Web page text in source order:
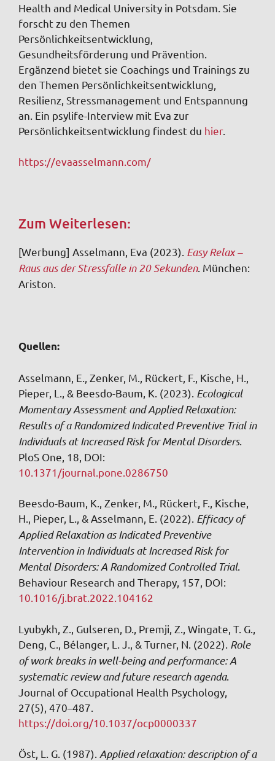
Health and Medical University in Potsdam. Sie
forscht zu den Themen
Persönlichkeitsentwicklung,
Gesundheitsförderung und Prävention.
Ergänzend bietet sie Coachings und Trainings zu
den Themen Persönlichkeitsentwicklung,
Resilienz, Stressmanagement und Entspannung
an. Ein psylife-Interview mit Eva zur
Persönlichkeitsentwicklung findest du hier.
https://evaasselmann.com/
Zum Weiterlesen:
[Werbung] Asselmann, Eva (2023). Easy Relax –
Raus aus der Stressfalle in 20 Sekunden. München:
Ariston.
Quellen:
Asselmann, E., Zenker, M., Rückert, F., Kische, H.,
Pieper, L., & Beesdo-Baum, K. (2023). Ecological
Momentary Assessment and Applied Relaxation:
Results of a Randomized Indicated Preventive Trial in
Individuals at Increased Risk for Mental Disorders.
PloS One, 18, DOI:
10.1371/journal.pone.0286750
Beesdo-Baum, K., Zenker, M., Rückert, F., Kische,
H., Pieper, L., & Asselmann, E. (2022). Efficacy of
Applied Relaxation as Indicated Preventive
Intervention in Individuals at Increased Risk for
Mental Disorders: A Randomized Controlled Trial.
Behaviour Research and Therapy, 157, DOI:
10.1016/j.brat.2022.104162
Lyubykh, Z., Gulseren, D., Premji, Z., Wingate, T. G.,
Deng, C., Bélanger, L. J., & Turner, N. (2022). Role
of work breaks in well-being and performance: A
systematic review and future research agenda.
Journal of Occupational Health Psychology,
27(5), 470–487.
https://doi.org/10.1037/ocp0000337
Öst, L. G. (1987). Applied relaxation: description of a